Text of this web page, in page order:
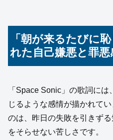
「朝が来るたびに
れた自己嫌悪と罪悪
「Space Sonic」の歌詞に
じるような感情が描かれて
のは、昨日の失敗を引きず
をそらせない苦しさです。